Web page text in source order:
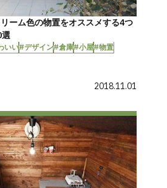
ーム色の物置をオススメする4つ
選
いい#デザイン#倉庫#小屋#物置
2018.11.01